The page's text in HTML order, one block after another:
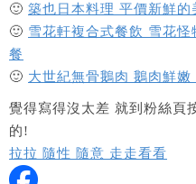
🙂 築也日本料理 平價新鮮的
🙂 雪花軒複合式餐飲 雪花
餐
🙂 大世紀無骨鵝肉 鵝肉鮮
覺得寫得沒太差 就到粉絲頁
的!
拉拉 隨性 隨意 走走看看